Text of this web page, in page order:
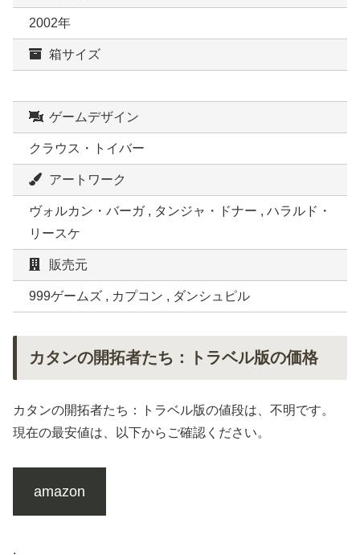
2002年
箱サイズ
ゲームデザイン
クラウス・トイバー
アートワーク
ヴォルカン・バーガ , タンジャ・ドナー , ハラルド・
リースケ
販売元
999ゲームズ , カプコン , ダンシュピル
カタンの開拓者たち：トラベル版の価格
カタンの開拓者たち：トラベル版の値段は、不明です。
現在の最安値は、以下からご確認ください。
amazon
.